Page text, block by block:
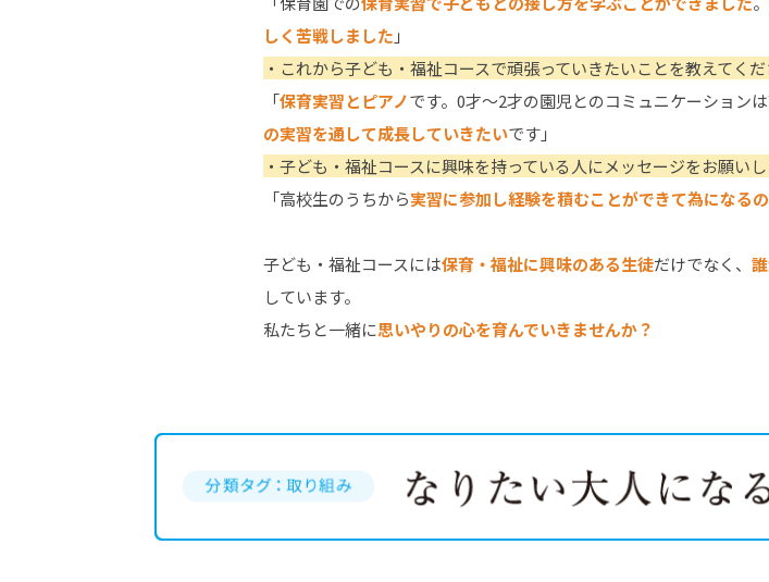
しく苦戦しました 」
・これから子ども・福祉コースで頑張っていきたいことを教えてくだ
「保育実習とピアノです。0才～2才の園児とのコミュニケーションは
の実習を通して成長していきたいです」
・子ども・福祉コースに興味を持っている人にメッセージをお願いし
「高校生のうちから実習に参加し経験を積むことができて為になる
子ども・福祉コースには保育・福祉に興味のある生徒だけでなく、
しています。
私たちと一緒に思いやりの心を育んでいきませんか？